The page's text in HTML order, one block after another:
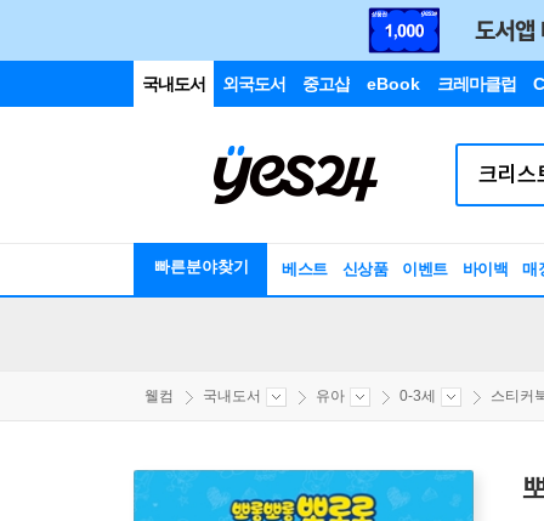
국내도서 외국도서 중고샵 eBook 크레마클럽
빠른분야찾기 베스트 신상품 이벤트 바이백 매
웰컴 국내도서 유아 0-3세 스티커